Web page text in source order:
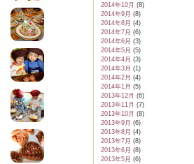
2014年10月 (8)
2014年9月 (8)
2014年8月 (4)
2014年7月 (6)
2014年6月 (3)
2014年5月 (5)
2014年4月 (3)
2014年3月 (1)
2014年2月 (4)
2014年1月 (5)
2013年12月 (6)
2013年11月 (7)
2013年10月 (8)
2013年9月 (6)
2013年8月 (4)
2013年7月 (8)
2013年6月 (8)
2013年5月 (6)